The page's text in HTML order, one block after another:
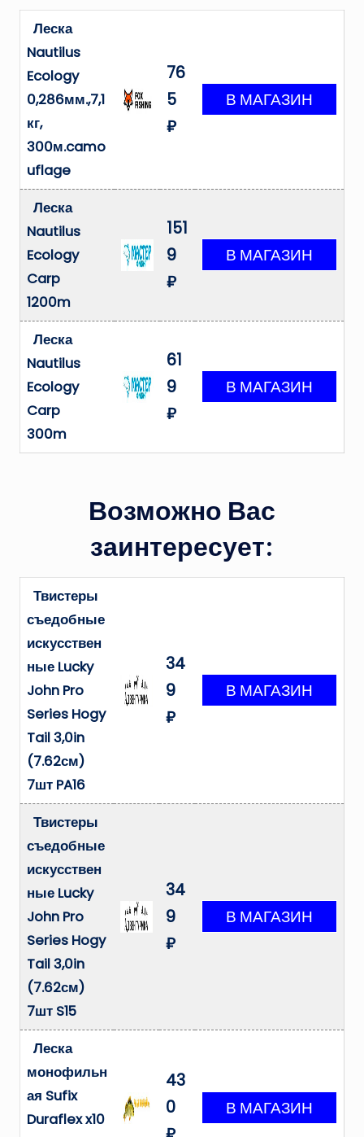
Леска
Nautilus
Ecology
0,286мм.,7,1
кг,
300м.camo
uflage
76
5
₽
Леска
Nautilus
Ecology
Carp
1200m
151
9
₽
Леска
Nautilus
Ecology
Carp
300m
61
9
₽
Возможно Вас
заинтересует:
Твистеры
съедобные
искусствен
ные Lucky
John Pro
Series Hogy
Tail 3,0in
(7.62см)
7шт PA16
34
9
₽
Твистеры
съедобные
искусствен
ные Lucky
John Pro
Series Hogy
Tail 3,0in
(7.62см)
7шт S15
34
9
₽
Леска
монофильн
ая Sufix
Duraflex x10
43
0